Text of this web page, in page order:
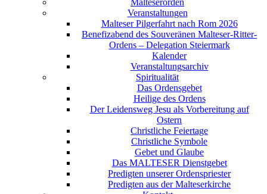
Malteserorden
Veranstaltungen
Malteser Pilgerfahrt nach Rom 2026
Benefizabend des Souveränen Malteser-Ritter-
Ordens – Delegation Steiermark
Kalender
Veranstaltungsarchiv
Spiritualität
Das Ordensgebet
Heilige des Ordens
Der Leidensweg Jesu als Vorbereitung auf
Ostern
Christliche Feiertage
Christliche Symbole
Gebet und Glaube
Das MALTESER Dienstgebet
Predigten unserer Ordenspriester
Predigten aus der Malteserkirche